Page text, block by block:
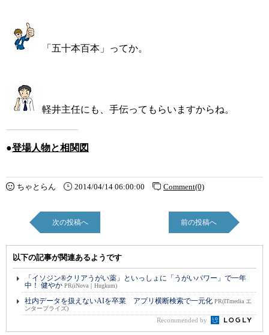
「五十本百本」ってか。
軽井主任にも、手伝ってもらいますからね。
●登場人物と相関図
ちゃとらん 2014/04/14 06:00:00 Comment(0)
次の投稿へ 前の投稿へ
以下の記事が関連あるようです
「イソジン®クリアうがい薬」といっしょに「うがいパワー」で一年
中！ 健やか PR(iNova｜Hugkum)
社内データを扱えないAIを卒業 アプリ横断検索で一元化 PR(ITmedia エ
ンタープライズ)
Recommended by